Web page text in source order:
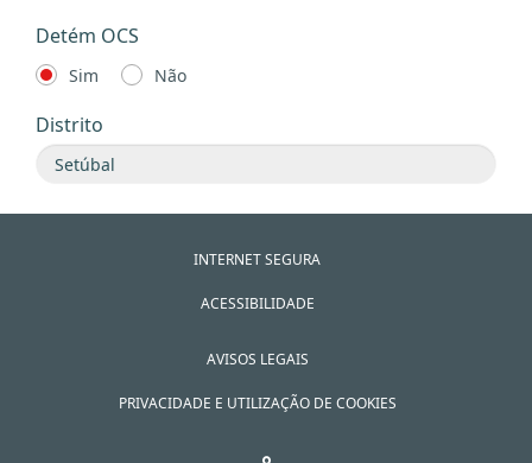
Detém OCS
Sim Não
Distrito
INTERNET SEGURA
ACESSIBILIDADE
AVISOS LEGAIS
PRIVACIDADE E UTILIZAÇÃO DE COOKIES